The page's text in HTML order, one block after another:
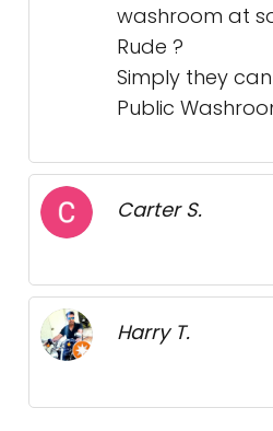
washroom at
Rude ?
Simply they
Public
Carter S.
Harry T.